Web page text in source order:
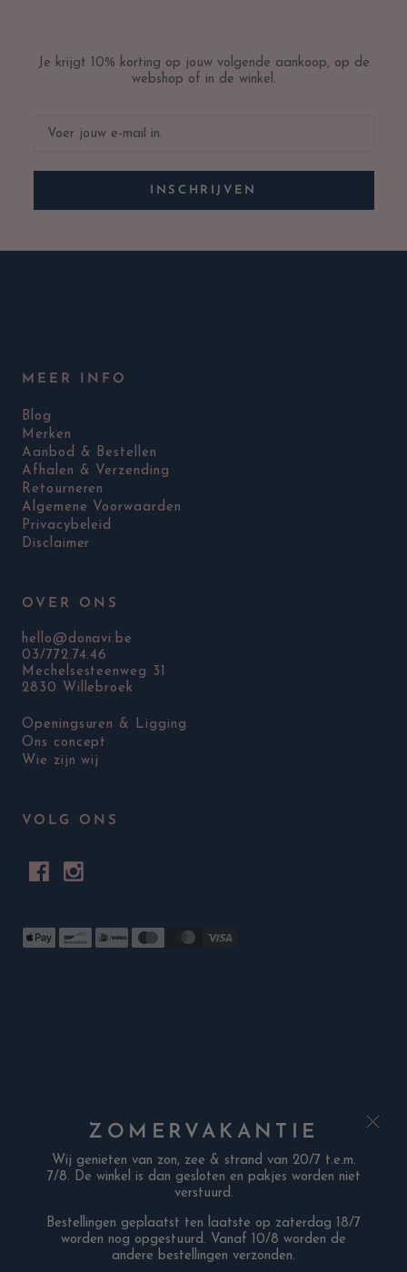
ZOMERVAKANTIE
Wij genieten van zon, zee & strand van 20/7 t.e.m.
7/8. De winkel is dan gesloten en pakjes worden niet
verstuurd.
Bestellingen geplaatst ten laatste op zaterdag 18/7
worden nog opgestuurd. Vanaf 10/8 worden de
andere bestellingen verzonden.
Je krijgt 10% korting op jouw volgende aankoop, op de
webshop of in de winkel.
INSCHRIJVEN
MEER INFO
Blog
Merken
Aanbod & Bestellen
Afhalen & Verzending
Retourneren
Algemene Voorwaarden
Privacybeleid
Disclaimer
OVER ONS
hello@donavi.be
03/772.74.46
Mechelsesteenweg 31
2830 Willebroek
Openingsuren & Ligging
Ons concept
Wie zijn wij
VOLG ONS